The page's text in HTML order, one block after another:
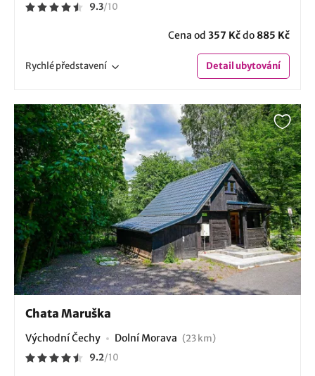
9.3/10
Cena od 357 Kčdo 885 Kč
Rychlépředstavení Detailubytování
Chata Maruška
Východní Čechy Dolní Morava (23 km)
9.2/10